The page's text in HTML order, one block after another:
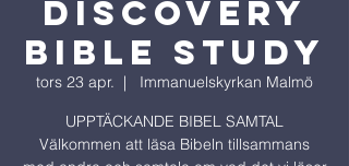
Discovery
Bible Study
tors 23 apr.
  |
Immanuelskyrkan Malmö
UPPTÄCKANDE BIBEL SAMTAL
Välkommen att läsa Bibeln tillsammans